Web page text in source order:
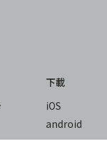
下載
iOS
android